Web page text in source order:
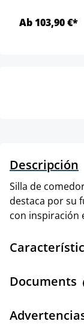
Ab 103,90 €*
Descripción
Silla de
destaca por su
con inspiración
Documents